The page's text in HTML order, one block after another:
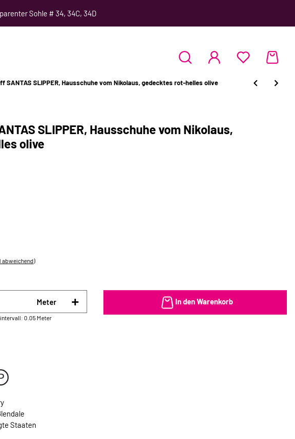
Sohle # 34, 34C, 34D
SANTAS SLIPPER, Hausschuhe vom Nikolaus, gedecktes rot-helles olive
SLIPPER, Hausschuhe vom Nikolaus,
olive
abweichend)
Meter
0.05 Meter
In den Warenkorb
Staaten